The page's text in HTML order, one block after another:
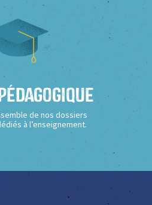
de nos dossiers
à l’enseignement.